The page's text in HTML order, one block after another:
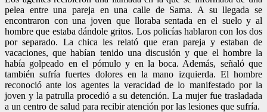
pelea entre una pareja en una calle de Sama. A su llegada se
encontraron con una joven que lloraba sentada en el suelo y al
hombre que estaba dándole gritos. Los policías hablaron con los dos
por separado. La chica les relató que eran pareja y estaban de
vacaciones, que habían tenido una discusión y que el hombre la
había golpeado en el pómulo y en la boca. Además, señaló que
también sufría fuertes dolores en la mano izquierda. El hombre
reconoció ante los agentes la veracidad de lo manifestado por la
joven y la patrulla procedió a su detención. La mujer fue trasladada
a un centro de salud para recibir atención por las lesiones que sufría.